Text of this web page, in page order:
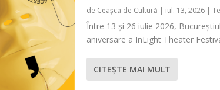
de Ceașca de Cultură | iul. 13, 2026|
Între 13 și 26 iulie 2026,
aniversare a InLight Theater
CITEŞTE MAI MULT